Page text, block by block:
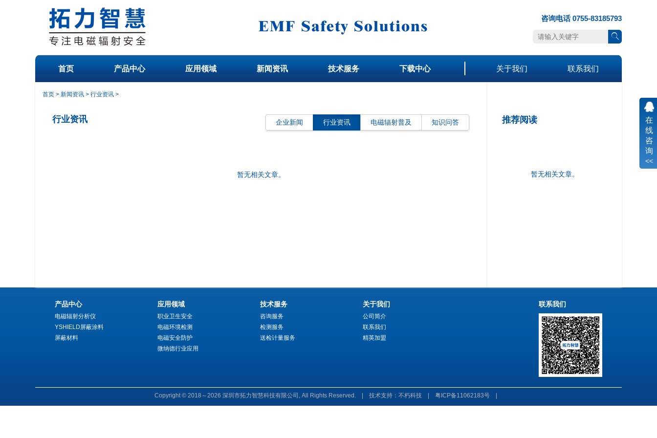
咨询电话 0755-83185793
首页 产品中心 应用领域 新闻资讯 技术服务 下载中心 关于我们 联系我们
首页 > 新闻资讯 > 行业资讯 >
行业资讯 企业新闻 行业资讯 电磁辐射普及 知识问答
暂无相关文章。
推荐阅读
暂无相关文章。
产品中心
电磁辐射分析仪
YSHIELD屏蔽涂料
屏蔽材料
应用领域
职业卫生安全
电磁环境检测
电磁安全防护
微纳德行业应用
技术服务
咨询服务
检测服务
送检计量服务
关于我们
公司简介
联系我们
精英加盟
联系我们
Copyright © 2018～2026 深圳市拓力智慧科技有限公司 , All Rights Reserved. | 技术支持：不朽科技| 粤ICP备11062183号|
在
线
咨
询